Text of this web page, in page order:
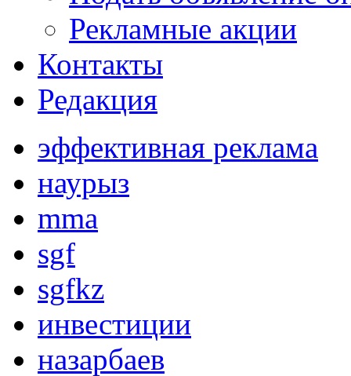
Рекламные акции
Контакты
Редакция
эффективная реклама
наурыз
mma
sgf
sgfkz
инвестиции
назарбаев